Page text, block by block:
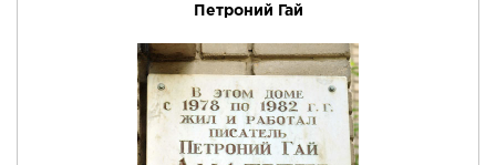
Петроний Гай